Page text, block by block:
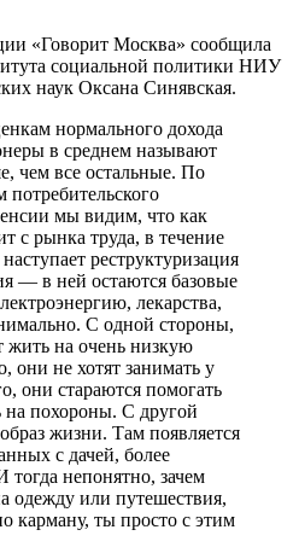
«Говорит Москва» сообщила
социальной политики НИУ
наук Оксана Синявская.
нормального дохода
в среднем называют
чем все остальные. По
потребительского
мы видим, что как
с рынка труда, в течение
реструктуризация
— в ней остаются базовые
лекарства,
С одной стороны,
на очень низкую
они не хотят занимать у
они стараются помогать
на похороны. С другой
жизни. Там появляется
с дачей, более
непонятно, зачем
одежду или путешествия,
карману, ты просто с этим